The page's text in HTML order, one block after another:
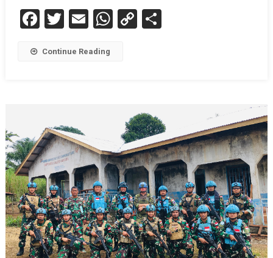
Facebook
Twitter
EmailWhatsApp
CopyShare
Continue Reading